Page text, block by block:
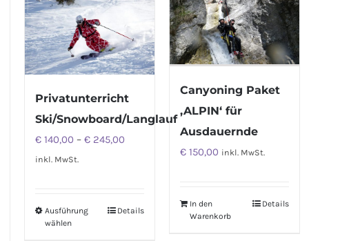
Privatunterricht
Ski/Snowboard/Langlauf
€140,00 – €245,00
inkl. MwSt.
Ausführung
wählen
Details
Canyoning Paket
‚ALPIN‘ für
Ausdauernde
€150,00 inkl. MwSt.
In den
Warenkorb
Details